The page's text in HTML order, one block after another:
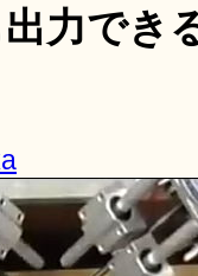
力でき